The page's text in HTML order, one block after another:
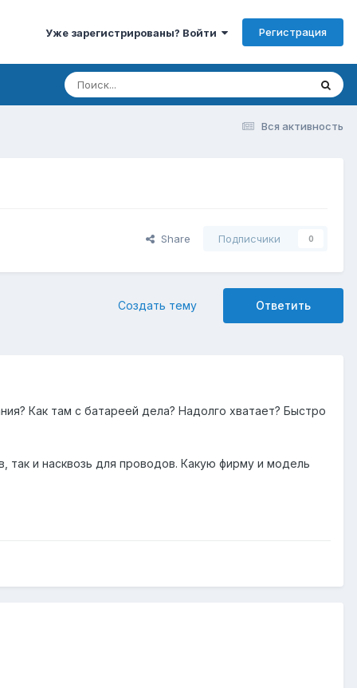
Уже зарегистрированы? Войти Регистрация
Вся активность
Share Подписчики 0
Ответить
Создать тему
Как там с батареей дела? Надолго хватает? Быстро
так и насквозь для проводов. Какую фирму и модель